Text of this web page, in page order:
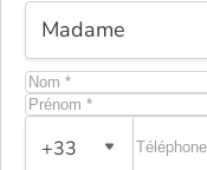
+33